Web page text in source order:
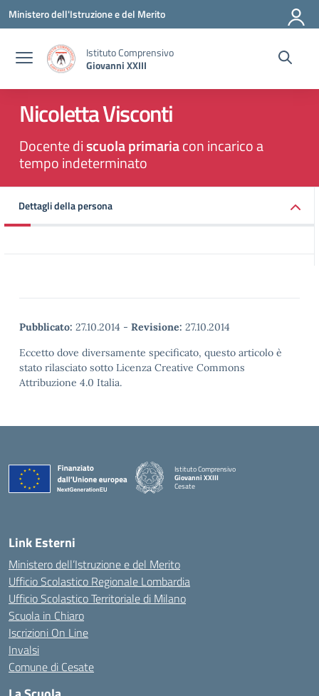
Vai ai contenuti
Vai al menu di navigazione
Vai al footer
Ministero dell'Istruzione e del Merito
Istituto Comprensivo
Giovanni XXIII
Nicoletta Visconti
Docente discuola primariacon incarico a
tempo indeterminato
Dettagli della persona
Pubblicato: 27.10.2014 - Revisione: 27.10.2014
Eccetto dove diversamente specificato, questo articolo è
stato rilasciato sotto Licenza Creative Commons
Attribuzione 4.0 Italia.
Istituto Comprensivo
Giovanni XXIII
Cesate
Link Esterni
Ministero dell’Istruzione e del Merito
Ufficio Scolastico Regionale Lombardia
Ufficio Scolastico Territoriale di Milano
Scuola in Chiaro
Iscrizioni On Line
Invalsi
Comune di Cesate